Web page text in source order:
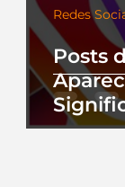
Posts
Perfil
Redes